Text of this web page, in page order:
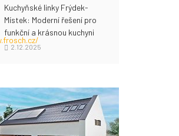
Kuchyňské linky Frýdek-
Místek: Moderní řešení pro
funkční a krásnou kuchyni
2.12.2025